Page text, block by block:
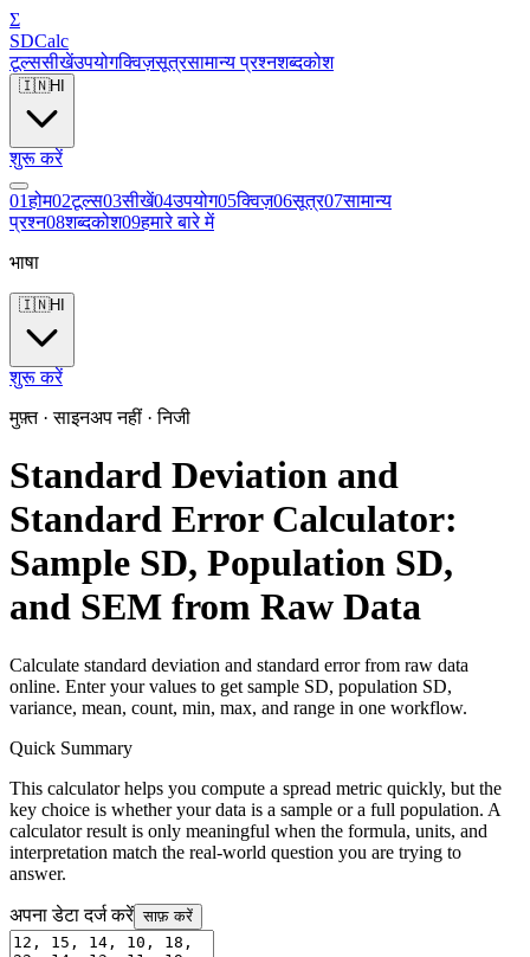
Σ
SDCalc
टूल्ससीखेंउपयोगक्विज़सूत्रसामान्य प्रश्नशब्दकोश
🇮🇳HI
शुरू करें
01होम02टूल्स03सीखें04उपयोग05क्विज़06सूत्र07सामान्य
प्रश्न08शब्दकोश09हमारे बारे में
भाषा
🇮🇳HI
शुरू करें
मुफ़्त · साइनअप नहीं · निजी
Standard Deviation and
Standard Error Calculator:
Sample SD, Population SD,
and SEM from Raw Data
Calculate standard deviation and standard error from raw data
online. Enter your values to get sample SD, population SD,
variance, mean, count, min, max, and range in one workflow.
Quick Summary
This calculator helps you compute a spread metric quickly, but the
key choice is whether your data is a sample or a full population. A
calculator result is only meaningful when the formula, units, and
interpretation match the real-world question you are trying to
answer.
अपना डेटा दर्ज करें साफ़ करें